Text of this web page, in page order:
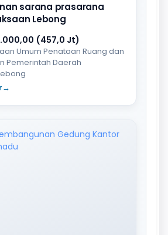
sarana prasarana
Lebong
(457,0 Jt)
Umum Penataan Ruang dan
Pemerintah Daerah
→